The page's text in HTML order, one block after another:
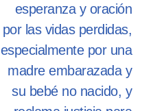
esperanza y oración
por las vidas perdidas,
especialmente por una
madre embarazada y
su bebé no nacido, y